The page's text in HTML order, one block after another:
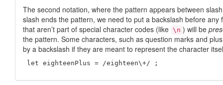
The second notation, where the pattern appears between
slash ends the pattern, we need to put a backslash before
that aren’t part of special character codes (like \n ) will be
the pattern. Some characters, such as question marks and
by a backslash if they are meant to represent the character
let eighteenPlus = /eighteen\+/ ;